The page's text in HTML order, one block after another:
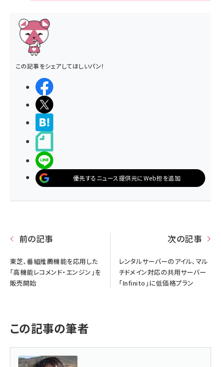
この記事をシェアしてほしいパン！
優先するニュース提供元にWeb担を追加
前の記事
東芝、番組推薦機能を応用した
「高機能レコメンド・エンジン」を
販売開始
次の記事
レンタルサーバーのアイル、マル
チドメイン対応の共用サーバー
「Infinito」に低価格プラン
この記事の筆者